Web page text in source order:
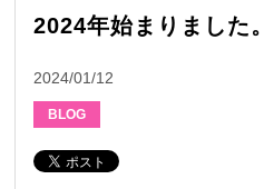
2024年始まりました。
2024/01/12
BLOG